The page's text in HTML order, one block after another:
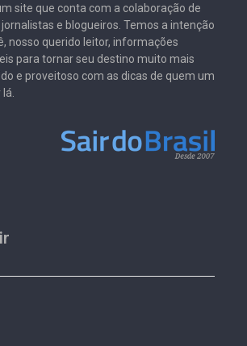
site que conta com a colaboração de
e blogueiros. Temos a intenção
nosso querido leitor, informações
para tornar seu destino muito mais
e proveitoso com as dicas de quem um